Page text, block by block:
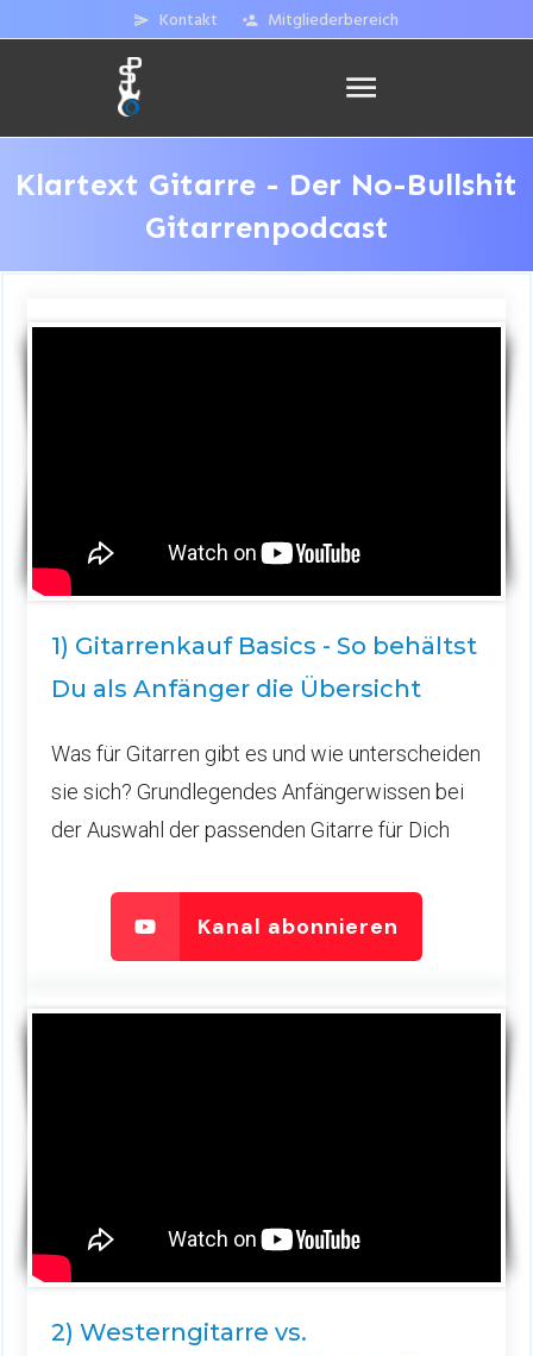
Kontakt Mitgliederbereich
Klartext Gitarre - Der No-Bullshit
Gitarrenpodcast
1) Gitarrenkauf Basics - So behältst
Du als Anfänger die Übersicht
Was für Gitarren gibt es und wie unterscheiden
sie sich? Grundlegendes Anfängerwissen bei
der Auswahl der passenden Gitarre für Dich
Kanal abonnieren
2) Westerngitarre vs.